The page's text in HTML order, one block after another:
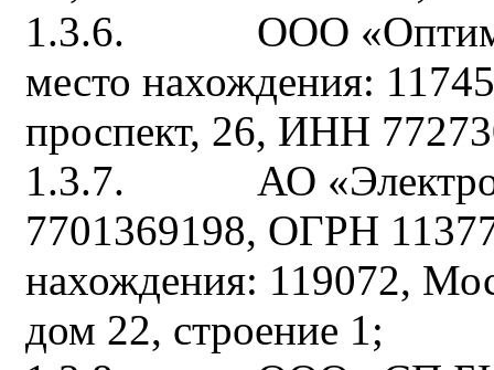
1.3.6. ООО «Оптимум
место нахождения:
проспект, 26, ИНН
1.3.7. АО
7701369198, ОГРН
нахождения: 119072,
дом 22, строение 1;